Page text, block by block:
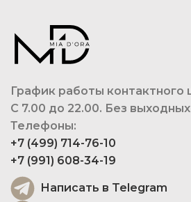
График работы контактного
С 7.00 до 22.00. Без
Телефоны:
+7 (499) 714-76-10
+7 (991) 608-34-19
Написать в Telegram